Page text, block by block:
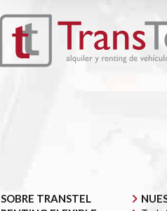
SOBRE TRANSTEL